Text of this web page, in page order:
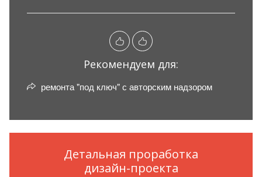
Рекомендуем для:
ремонта "под ключ" с авторским надзором
Детальная проработка
дизайн-проекта